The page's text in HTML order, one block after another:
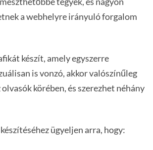
a webhelyre irányuló forgalom
készít, amely egyszerre
is vonzó, akkor valószínűleg
olvasók körében, és szerezhet néhány
ügyeljen arra, hogy: